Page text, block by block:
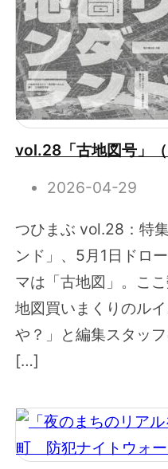
vol.28「古地図号」
2026-04-29
つひまぶ vol.28：特
ンド」、5月1日ドロ
マは「古地図」。こ
地図買いまくりのル
や？」と編集スタッ
[…]